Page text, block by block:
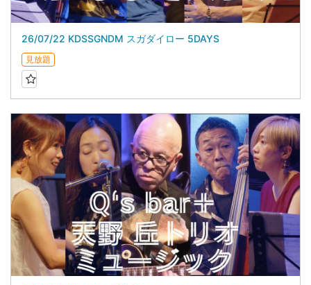
26/07/22 KDSSGNDM スガダイロー 5DAYS
見放題